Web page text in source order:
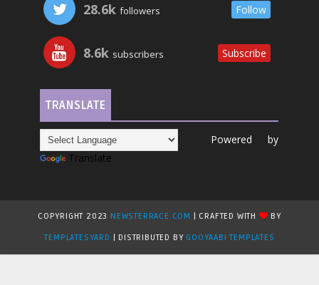
28.6k followers Follow
8.6k subscribers Subscribe
TRANSLATE
Powered by
Translate
COPYRIGHT 2023 NEWSTERRACE.COM | CRAFTED WITH
BY
TEMPLATESYARD
| DISTRIBUTED BY GOOYAABI TEMPLATES